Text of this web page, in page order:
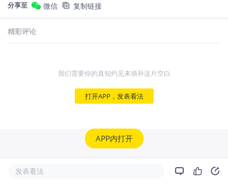
分享至 微信 复制链接
精彩评论
我们需要你的真知灼见来填补这片空白
打开APP，发表看法
APP内打开
发表看法